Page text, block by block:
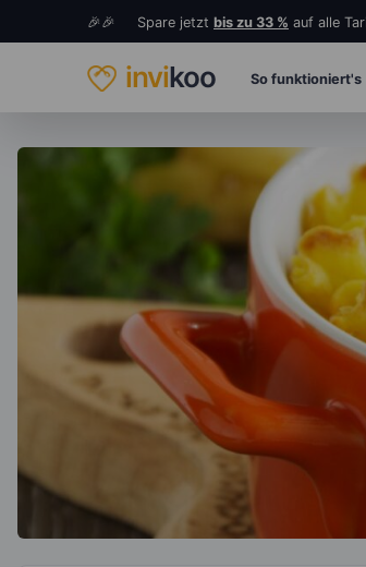
🎉🎉 Spare jetzt bis zu 33 % auf alle
invikoo So funktioniert's